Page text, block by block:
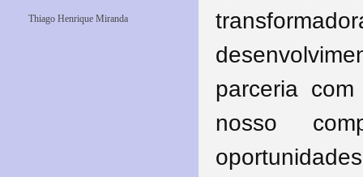
parceria
nosso
Thiago Henrique Miranda